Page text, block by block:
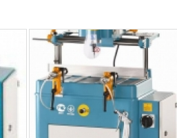
СТАНОК ДЛЯ
ДРЕНАЖНЫХ